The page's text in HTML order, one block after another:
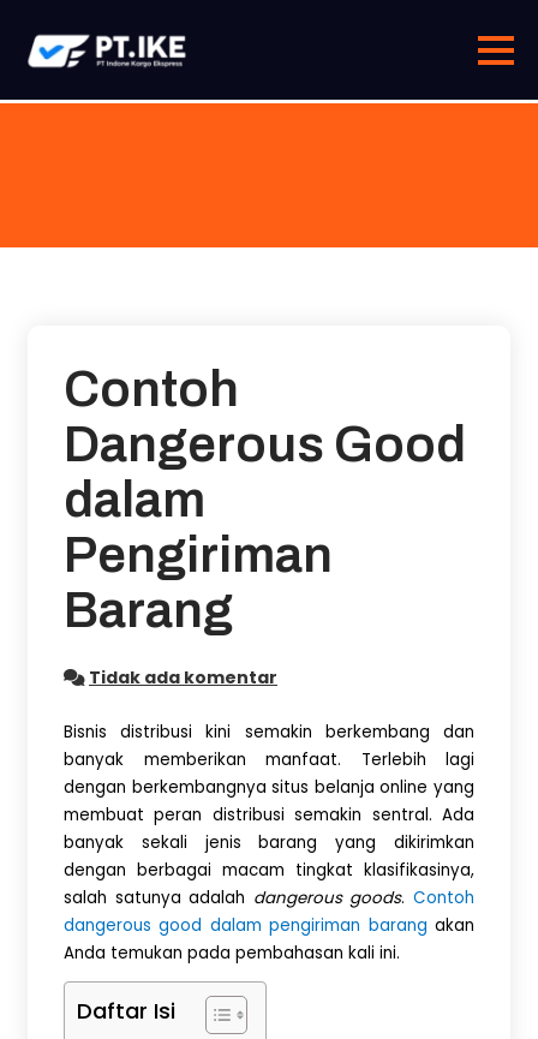
content
Contoh
Dangerous Good
dalam
Pengiriman
Barang
Tidak ada komentar
Bisnis distribusi kini semakin berkembang dan
banyak memberikan manfaat. Terlebih lagi
dengan berkembangnya situs belanja online yang
membuat peran distribusi semakin sentral. Ada
banyak sekali jenis barang yang dikirimkan
dengan berbagai macam tingkat klasifikasinya,
salah satunya adalah dangerous goods.Contoh
dangerous good dalam pengiriman barang akan
Anda temukan pada pembahasan kali ini.
Daftar Isi